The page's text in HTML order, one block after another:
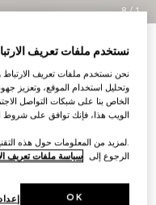
1
/
8
حقيبة كتف GG Marmont صغيرة الحجم
AED 6,150
تنويعاتجلد باللون الزهري
نستخدم ملفات تعريف
نحن نستخدم ملفات تعريف الارتباط
وتحليل استخدام الموقع، وتعزيز
الخاص بنا على شبكات التواصل
الويب هذا، فإنك توافق على شروط
.لمزيد من المعلومات حول هذه
الرجوع إلى سياسة ملفات تعريف
OK